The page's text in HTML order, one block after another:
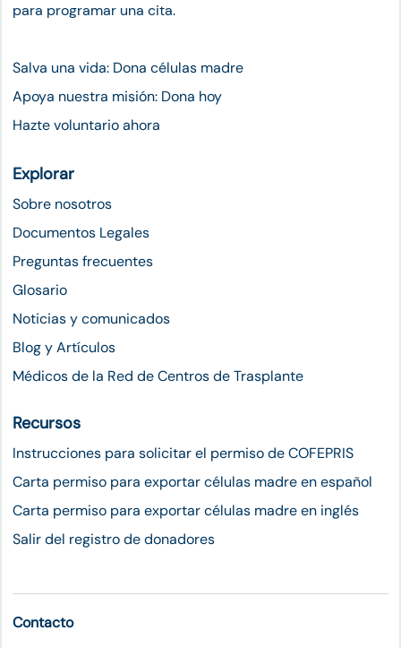
para programar una cita.
Salva una vida: Dona células madre
Apoya nuestra misión: Dona hoy
Hazte voluntario ahora
Explorar
Sobre nosotros
Documentos Legales
Preguntas frecuentes
Glosario
Noticias y comunicados
Blog y Artículos
Médicos de la Red de Centros de Trasplante
Recursos
Instrucciones para solicitar el permiso de COFEPRIS
Carta permiso para exportar células madre en español
Carta permiso para exportar células madre en inglés
Salir del registro de donadores
Contacto